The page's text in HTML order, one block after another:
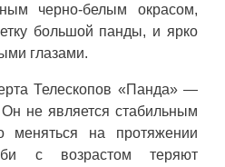
черно-белым окрасом,
большой панды, и ярко
глазами.
Телескопов «Панда» —
не является стабильным
меняться на протяжении
с возрастом теряют